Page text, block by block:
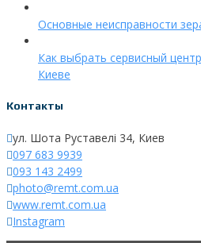
Основные неисправности
Как выбрать сервисный
Киеве
Контакты
ул. Шота Руставелі 34, Киев
097 683 9939
093 143 2499
photo@remt.com.ua
www.remt.com.ua
Instagram